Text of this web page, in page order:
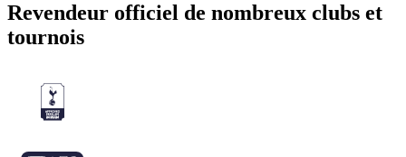
Revendeur officiel de nombreux clubs et
tournois